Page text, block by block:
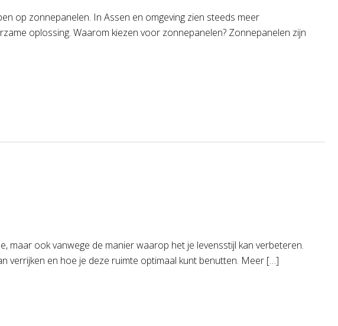
op zonnepanelen. In Assen en omgeving zien steeds meer
oplossing. Waarom kiezen voor zonnepanelen? Zonnepanelen zijn
maar ook vanwege de manier waarop het je levensstijl kan verbeteren.
verrijken en hoe je deze ruimte optimaal kunt benutten. Meer […]